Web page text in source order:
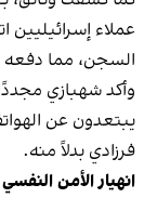
عملاء إسرائيليين
السجن، مما
وأكد شهبازي
يبتعدون عن
فرزادي بدلاً منه.
انهيار الأمن